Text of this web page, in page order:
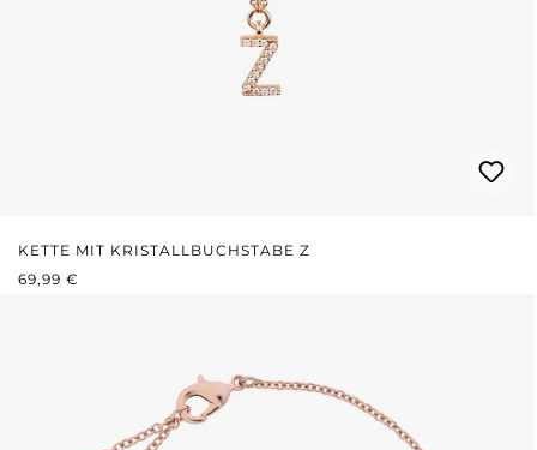
KETTE MIT KRISTALLBUCHSTABE Z
REGULÄRER PREIS:
69,99 €